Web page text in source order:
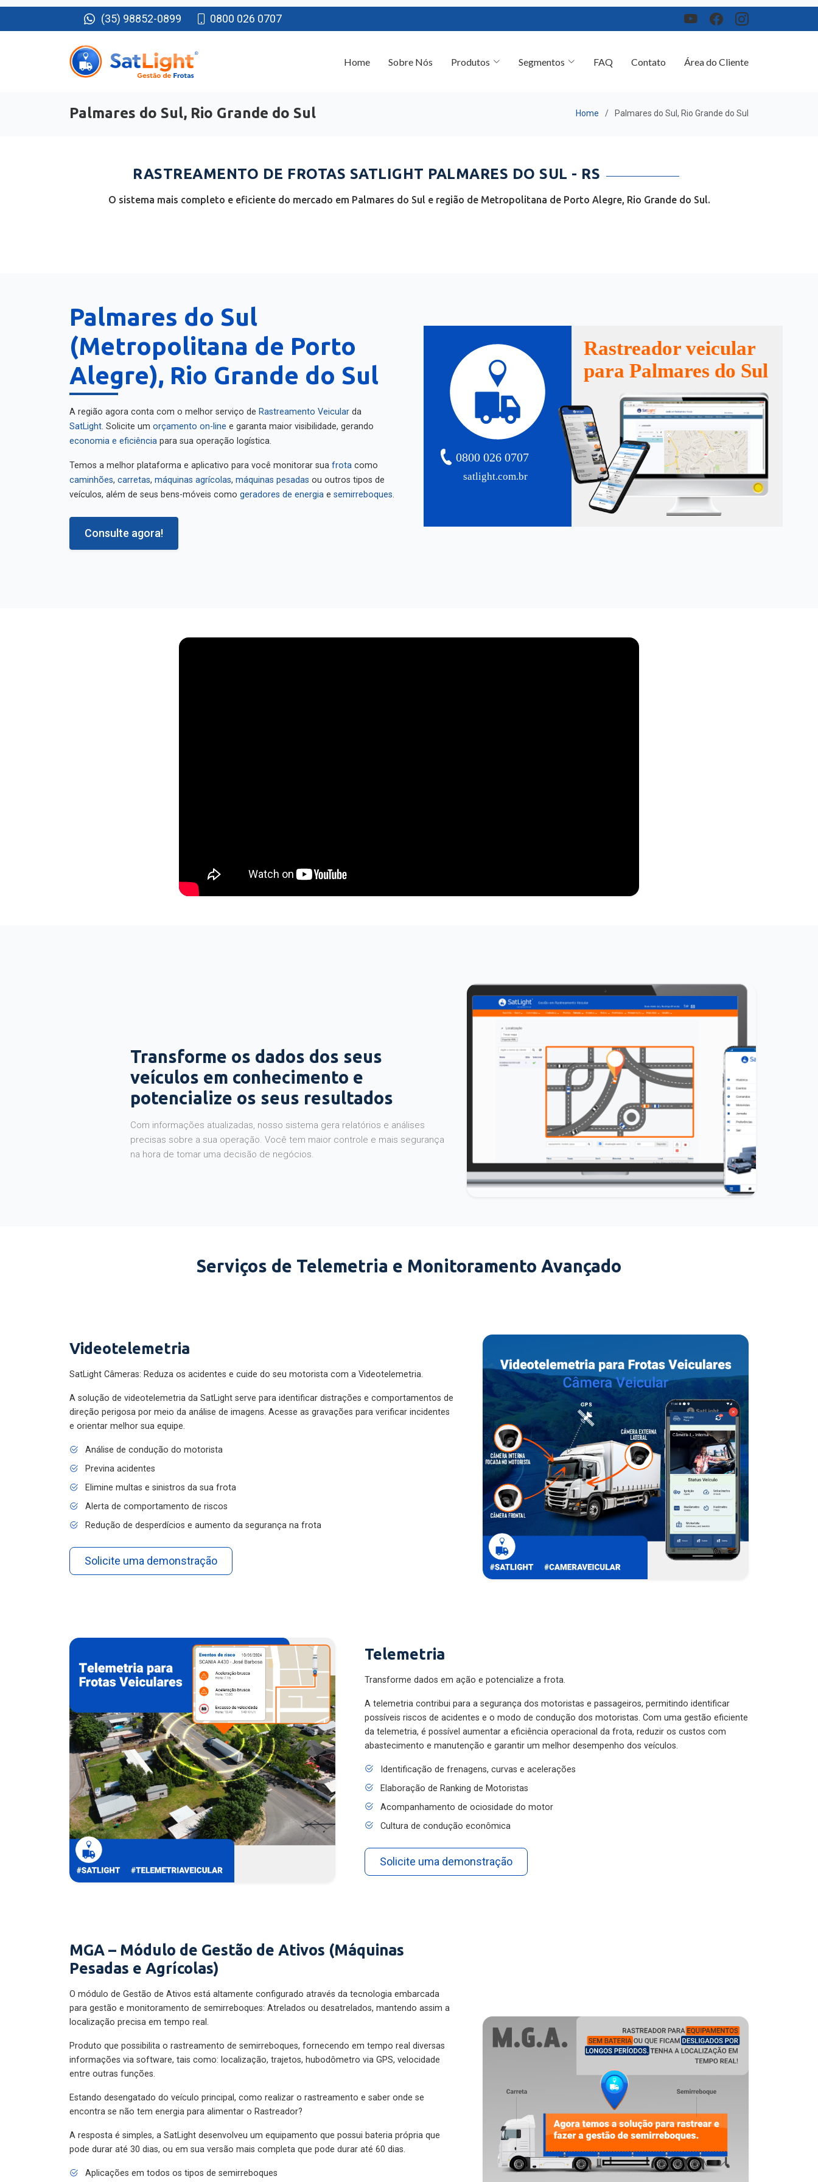
(35) 98852-0899 0800 026 0707
Área do Cliente
Palmares do Sul, Rio Grande do Sul Home Palmares do Sul, Rio Grande do Sul
RASTREAMENTO DE FROTAS SATLIGHT PALMARES DO SUL - RS
O sistema mais completo e eficiente do mercado em Palmares do Sul e região de Metropolitana de Porto Alegre, Rio Grande do Sul.
Palmares do Sul
(Metropolitana de Porto
Alegre), Rio Grande do Sul
A região agora conta com o melhor serviço de Rastreamento Veicular
da
SatLight . Solicite um orçamento on-line
e garanta maior visibilidade, gerando
economia e eficiência
para sua operação logística.
Temos a melhor plataforma e aplicativo para você monitorar sua frota
caminhões
carretas máquinas agrícolas máquinas pesadas
ou outros tipos de
veículos, além de seus bens-móveis como
geradores de energia semirreboques
Consulte agora!
satlight.com.br
0800 026 0707
Rastreador veicular
para Palmares do Sul
Transforme os dados dos seus
veículos em conhecimento e
potencialize os seus resultados
Com informações atualizadas, nosso sistema gera relatórios e análises
precisas sobre a sua operação. Você tem maior controle e mais segurança
na hora de tomar uma decisão de negócios.
Serviços de Telemetria e Monitoramento Avançado
Videotelemetria
SatLight Câmeras: Reduza os acidentes e cuide do seu motorista com a Videotelemetria.
A solução de videotelemetria da SatLight serve para identificar distrações e comportamentos de
direção perigosa por meio da análise de imagens. Acesse as gravações para verificar incidentes
e orientar melhor sua equipe.
Análise de condução do motorista
Previna acidentes
Elimine multas e sinistros da sua frota
Alerta de comportamento de riscos
Redução de desperdícios e aumento da segurança na frota
Solicite uma demonstração
Telemetria
Transforme dados em ação e potencialize a frota.
A telemetria contribui para a segurança dos motoristas e passageiros, permitindo identificar
possíveis riscos de acidentes e o modo de condução dos motoristas. Com uma gestão eficiente
da telemetria, é possível aumentar a eficiência operacional da frota, reduzir os custos com
abastecimento e manutenção e garantir um melhor desempenho dos veículos.
Identificação de frenagens, curvas e acelerações
Elaboração de Ranking de Motoristas
Acompanhamento de ociosidade do motor
Cultura de condução econômica
Solicite uma demonstração
MGA – Módulo de Gestão de Ativos (Máquinas
Pesadas e Agrícolas)
O módulo de Gestão de Ativos está altamente configurado através da tecnologia embarcada
para gestão e monitoramento de semirreboques: Atrelados ou desatrelados, mantendo assim a
localização precisa em tempo real.
Produto que possibilita o rastreamento de semirreboques, fornecendo em tempo real diversas
informações via software, tais como: localização, trajetos, hubodômetro via GPS, velocidade
entre outras funções.
Estando desengatado do veículo principal, como realizar o rastreamento e saber onde se
encontra se não tem energia para alimentar o Rastreador?
A resposta é simples, a SatLight desenvolveu um equipamento que possui bateria própria que
pode durar até 30 dias, ou em sua versão mais completa que pode durar até 60 dias.
Aplicações em todos os tipos de semirreboques